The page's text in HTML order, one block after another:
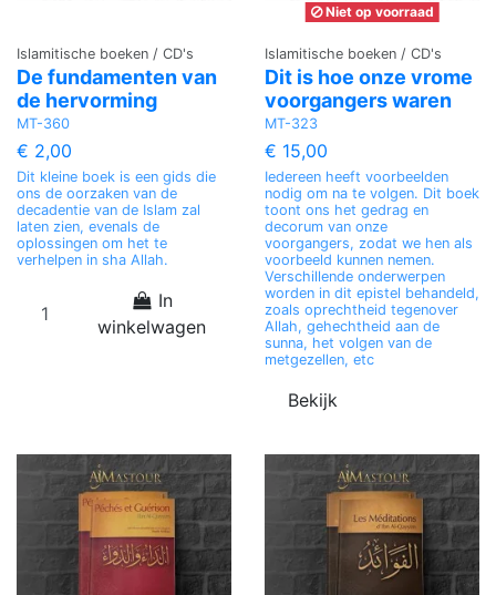
Islamitische boeken / CD's
De fundamenten van
de hervorming
MT-360
€ 2,00
Dit kleine boek is een gids die
ons de oorzaken van de
decadentie van de Islam zal
laten zien, evenals de
oplossingen om het te
verhelpen in sha Allah.
In
winkelwagen
Niet op voorraad
Islamitische boeken / CD's
Dit is hoe onze vrome
voorgangers waren
MT-323
€ 15,00
Iedereen heeft voorbeelden
nodig om na te volgen. Dit boek
toont ons het gedrag en
decorum van onze
voorgangers, zodat we hen als
voorbeeld kunnen nemen.
Verschillende onderwerpen
worden in dit epistel behandeld,
zoals oprechtheid tegenover
Allah, gehechtheid aan de
sunna, het volgen van de
metgezellen, etc
Bekijk